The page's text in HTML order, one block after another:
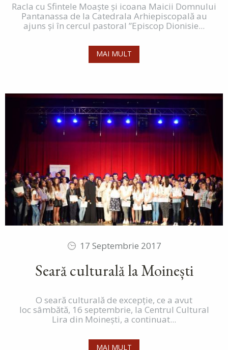
Racla cu Sfintele Moaște și icoana Maicii Domnului
Pantanassa de la Catedrala Arhiepiscopală au
ajuns și în cercul pastoral ”Episcop Dionisie...
MAI MULT
17 Septembrie 2017
Seară culturală la Moinești
O seară culturală de excepție, ce a avut
loc sâmbătă, 16 septembrie, la Centrul Cultural
Lira din Moinești, a continuat...
MAI MULT